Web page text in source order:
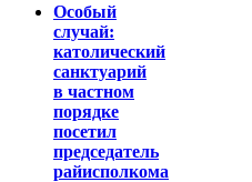
Особый
случай:
католический
санктуарий
в частном
порядке
посетил
председатель
райисполкома